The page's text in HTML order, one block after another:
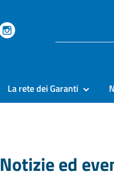
La rete dei Garanti
Notizie ed